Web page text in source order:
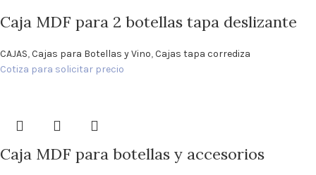
Caja MDF para 2 botellas tapa deslizante
CAJAS,Cajas para Botellas y Vino,Cajas tapa corrediza
Cotiza para solicitar precio
Caja MDF para botellas y accesorios